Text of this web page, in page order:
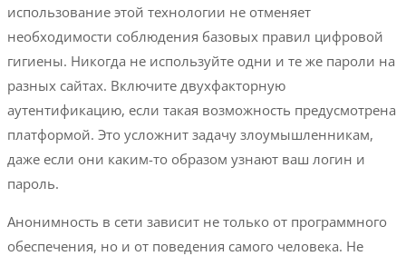
использование этой технологии не отменяет
необходимости соблюдения базовых правил цифровой
гигиены. Никогда не используйте одни и те же пароли на
разных сайтах. Включите двухфакторную
аутентификацию, если такая возможность предусмотрена
платформой. Это усложнит задачу злоумышленникам,
даже если они каким-то образом узнают ваш логин и
пароль.
Анонимность в сети зависит не только от программного
обеспечения, но и от поведения самого человека. Не